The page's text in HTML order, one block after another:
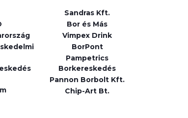
Sandras Kft.
Bor és Más
Vimpex Drink
BorPont
Pampetrics
Borkereskedés
Pannon Borbolt Kft.
Chip-Art Bt.